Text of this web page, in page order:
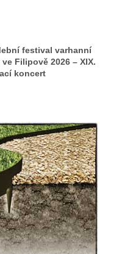
v
v
v
festival varhanní
Filipově 2026 – XIX.
koncert